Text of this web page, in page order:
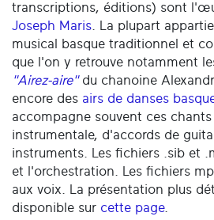
transcriptions, éditions) sont
Joseph Maris . La plupart
musical basque traditionnel et
que l'on y retrouve notamment
"Airez-aire" du chanoine
encore des airs de danses
accompagne souvent ces
instrumentale, d'accords de
instruments. Les fichiers .sib et
et l'orchestration. Les fichiers
aux voix. La présentation plus
disponible sur cette page.